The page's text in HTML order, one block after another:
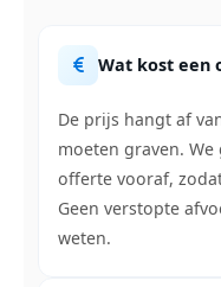
Wat kost een
De prijs hangt af
moeten graven.
offerte vooraf,
Geen verstopte
weten.